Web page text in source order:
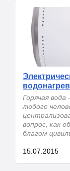
Горячая
любого
вопрос, как
благом
15.07.2015